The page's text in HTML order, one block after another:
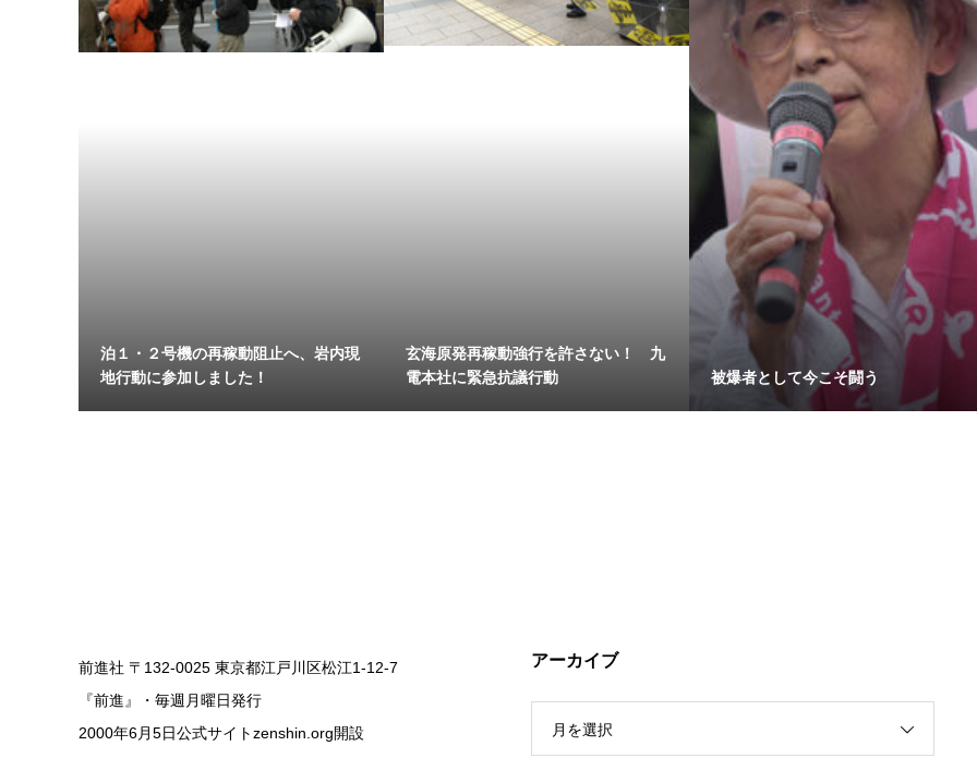
泊１・２号機の再稼動阻止へ、岩内現
地行動に参加しました！
玄海原発再稼動強行を許さない！ 九
電本社に緊急抗議行動
被爆者として今こそ闘う
前進社 〒132-0025 東京都江戸川区松江1-12-7
『前進』・毎週月曜日発行
2000年6月5日公式サイトzenshin.org開設
アーカイブ
月を選択